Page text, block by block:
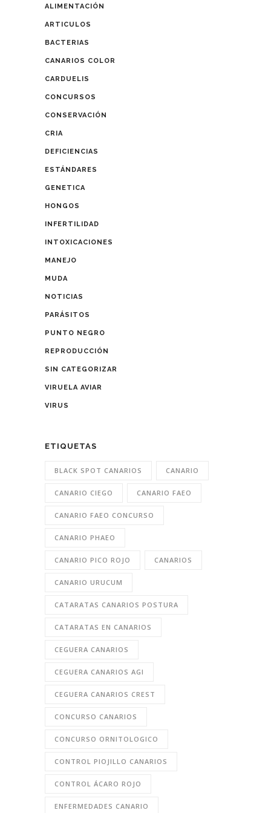
ALIMENTACIÓN
ARTICULOS
BACTERIAS
CANARIOS COLOR
CARDUELIS
CONCURSOS
CONSERVACIÓN
CRIA
DEFICIENCIAS
ESTÁNDARES
GENETICA
HONGOS
INFERTILIDAD
INTOXICACIONES
MANEJO
MUDA
NOTICIAS
PARÁSITOS
PUNTO NEGRO
REPRODUCCIÓN
SIN CATEGORIZAR
VIRUELA AVIAR
VIRUS
ETIQUETAS
BLACK SPOT CANARIOS CANARIO
CANARIO CIEGO CANARIO FAEO
CANARIO FAEO CONCURSO
CANARIO PHAEO
CANARIO PICO ROJO CANARIOS
CANARIO URUCUM
CATARATAS CANARIOS POSTURA
CATARATAS EN CANARIOS
CEGUERA CANARIOS
CEGUERA CANARIOS AGI
CEGUERA CANARIOS CREST
CONCURSO CANARIOS
CONCURSO ORNITOLOGICO
CONTROL PIOJILLO CANARIOS
CONTROL ÁCARO ROJO
ENFERMEDADES CANARIO